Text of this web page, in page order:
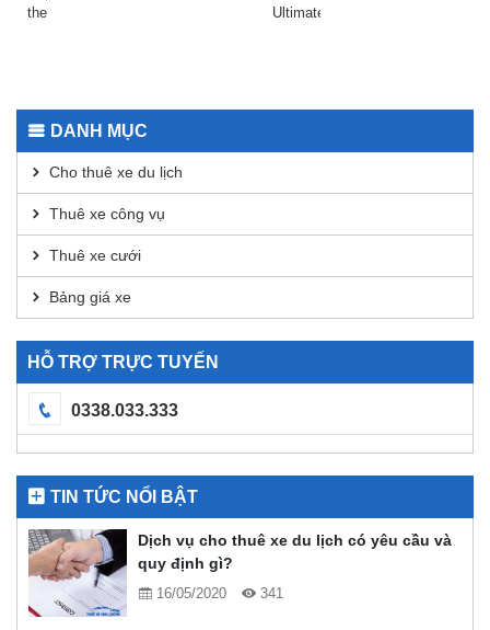
Today
2026
the
Ultimate
DANH MỤC
Cho thuê xe du lịch
Thuê xe công vụ
Thuê xe cưới
Bảng giá xe
HỖ TRỢ TRỰC TUYẾN
0338.033.333
TIN TỨC NỔI BẬT
Dịch vụ cho thuê xe du lịch có yêu cầu và
quy định gì?
16/05/2020 341